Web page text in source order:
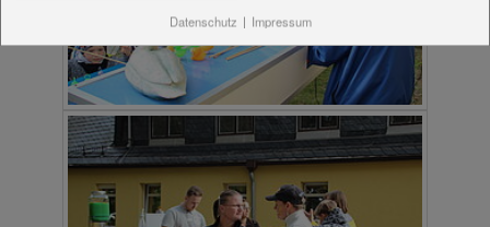
Datenschutz | Impressum